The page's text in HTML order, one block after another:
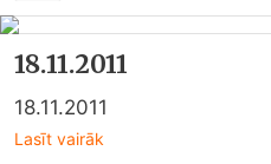
18.11.2011
18.11.2011
Lasīt vairāk